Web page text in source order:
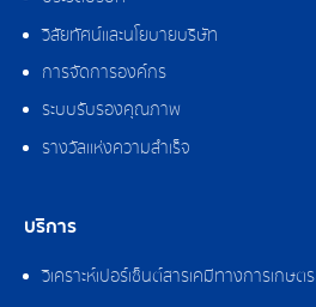
วิสัยทัศน์และนโยบายบริษัท
การจัดการองค์กร
ระบบรับรองคุณภาพ
รางวัลแห่งความสำเร็จ
บริการ
วิเคราะห์เปอร์เซ็นต์สารเคมีทางการเกษตร